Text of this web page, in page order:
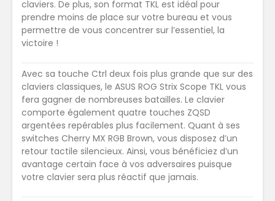
claviers. De plus, son format TKL est idéal pour
prendre moins de place sur votre bureau et vous
permettre de vous concentrer sur l’essentiel, la
victoire !
Avec sa touche Ctrl deux fois plus grande que sur des
claviers classiques, le ASUS ROG Strix Scope TKL vous
fera gagner de nombreuses batailles. Le clavier
comporte également quatre touches ZQSD
argentées repérables plus facilement. Quant à ses
switches Cherry MX RGB Brown, vous disposez d’un
retour tactile silencieux. Ainsi, vous bénéficiez d’un
avantage certain face à vos adversaires puisque
votre clavier sera plus réactif que jamais.